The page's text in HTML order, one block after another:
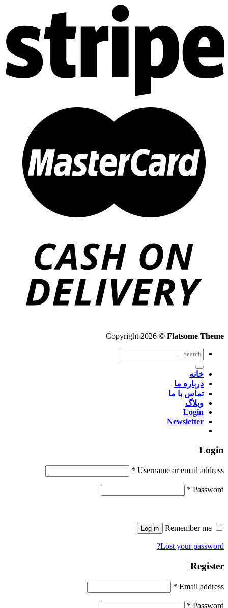
Copyright 2026 © Flatsome Theme
Search
for:
خانه
درباره ما
تماس با ما
وبلاگ
Login
Newsletter
Login
Username or email address
*
Password
*
Remember me
Log in
Lost your password?
Register
Email address
*
Password
*